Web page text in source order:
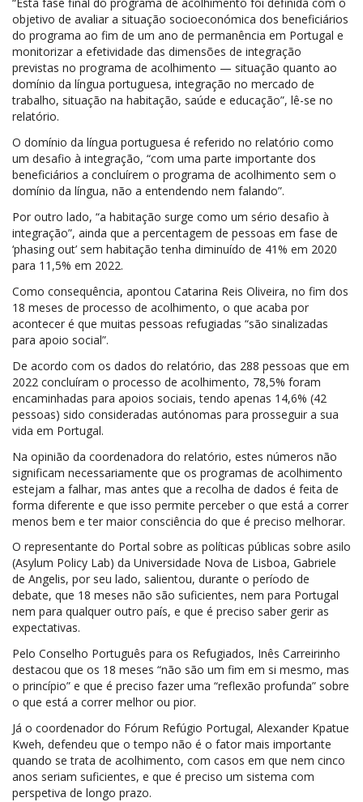
objetivo de avaliar a situação socioeconómica dos beneficiários
do programa ao fim de um ano de permanência em Portugal e
monitorizar a efetividade das dimensões de integração
previstas no programa de acolhimento — situação quanto ao
domínio da língua portuguesa, integração no mercado de
trabalho, situação na habitação, saúde e educação”, lê-se no
relatório.
O domínio da língua portuguesa é referido no relatório como
um desafio à integração, “com uma parte importante dos
beneficiários a concluírem o programa de acolhimento sem o
domínio da língua, não a entendendo nem falando”.
Por outro lado, “a habitação surge como um sério desafio à
integração”, ainda que a percentagem de pessoas em fase de
‘phasing out’ sem habitação tenha diminuído de 41% em 2020
para 11,5% em 2022.
Como consequência, apontou Catarina Reis Oliveira, no fim dos
18 meses de processo de acolhimento, o que acaba por
acontecer é que muitas pessoas refugiadas “são sinalizadas
para apoio social”.
De acordo com os dados do relatório, das 288 pessoas que em
2022 concluíram o processo de acolhimento, 78,5% foram
encaminhadas para apoios sociais, tendo apenas 14,6% (42
pessoas) sido consideradas autónomas para prosseguir a sua
vida em Portugal.
Na opinião da coordenadora do relatório, estes números não
significam necessariamente que os programas de acolhimento
estejam a falhar, mas antes que a recolha de dados é feita de
forma diferente e que isso permite perceber o que está a correr
menos bem e ter maior consciência do que é preciso melhorar.
O representante do Portal sobre as políticas públicas sobre asilo
(Asylum Policy Lab) da Universidade Nova de Lisboa, Gabriele
de Angelis, por seu lado, salientou, durante o período de
debate, que 18 meses não são suficientes, nem para Portugal
nem para qualquer outro país, e que é preciso saber gerir as
expectativas.
Pelo Conselho Português para os Refugiados, Inês Carreirinho
destacou que os 18 meses “não são um fim em si mesmo, mas
o princípio” e que é preciso fazer uma “reflexão profunda” sobre
o que está a correr melhor ou pior.
Já o coordenador do Fórum Refúgio Portugal, Alexander Kpatue
Kweh, defendeu que o tempo não é o fator mais importante
quando se trata de acolhimento, com casos em que nem cinco
anos seriam suficientes, e que é preciso um sistema com
perspetiva de longo prazo.